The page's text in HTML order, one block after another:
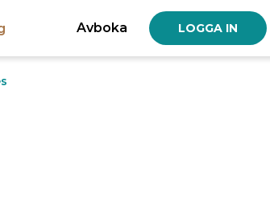
Avboka LOGGA IN